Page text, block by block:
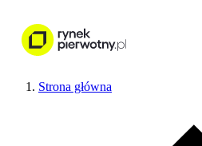
Strona główna